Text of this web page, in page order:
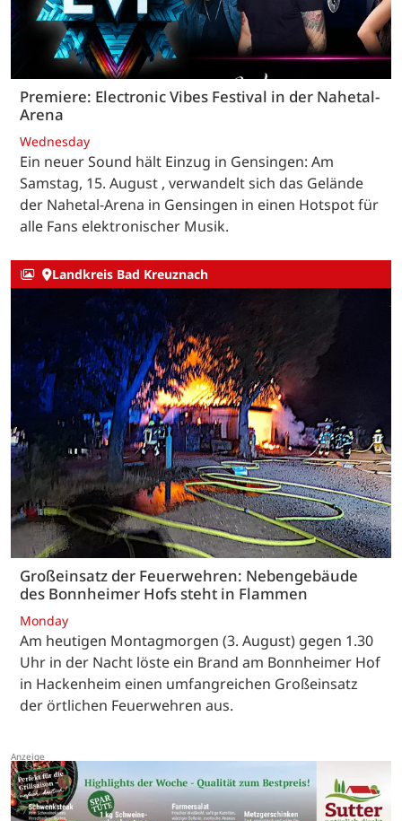
Premiere: Electronic Vibes Festival in der Nahetal-
Arena
Wednesday
Ein neuer Sound hält Einzug in Gensingen: Am
Samstag, 15. August , verwandelt sich das Gelände
der Nahetal-Arena in Gensingen in einen Hotspot für
alle Fans elektronischer Musik.
Landkreis Bad Kreuznach
Großeinsatz der Feuerwehren: Nebengebäude
des Bonnheimer Hofs steht in Flammen
Monday
Am heutigen Montagmorgen (3. August) gegen 1.30
Uhr in der Nacht löste ein Brand am Bonnheimer Hof
in Hackenheim einen umfangreichen Großeinsatz
der örtlichen Feuerwehren aus.